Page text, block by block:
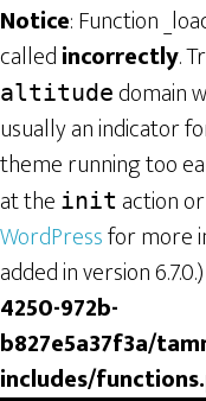
Notice: Function
calledincorrectly.
altitude domain
usually an indicator
theme running too
at the init action
WordPressfor more
added in version
4250-972b-
b827e5a37f3a/
includes/